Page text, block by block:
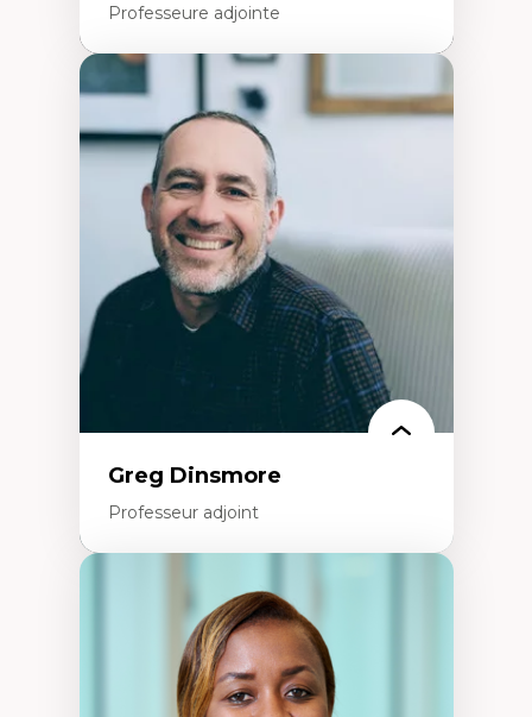
Professeure adjointe
Expertises
Démocratisation des nouvelles
technologies et biotechnologies
Données ouvertes
Bioart, programmation et électronique
créatives
Histoire sociale et culturelle des
technologies numériques
Résistances et droits numériques
Internet des objets
Métavers
Problématiques relatives à l’intelligence
artificielle, l’apprentissage machine et les
Féminismes et nouvelles technologies
Greg Dinsmore
Professeur adjoint
Fragmentation des auditoires médiatiques
Analyse multi-plateforme des auditoires
médiatiques
Analyse des comportements numériques à
travers les données massives et l’IA